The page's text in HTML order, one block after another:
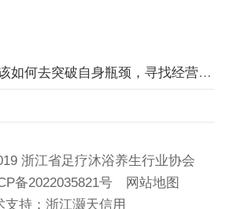
上一篇：足疗企业该如何去突破自身瓶颈，寻找经营之道？
浙江省足疗沐浴养生行业协会
备2022035821号
网站地图
支持：浙江灏天信用